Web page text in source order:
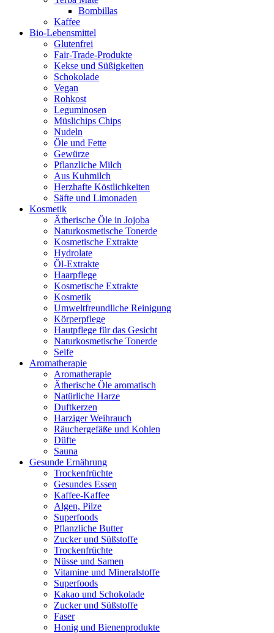
Bombillas
Kaffee
Bio-Lebensmittel
Glutenfrei
Fair-Trade-Produkte
Kekse und Süßigkeiten
Schokolade
Vegan
Rohkost
Leguminosen
Müslichips Chips
Nudeln
Öle und Fette
Gewürze
Pflanzliche Milch
Aus Kuhmilch
Herzhafte Köstlichkeiten
Säfte und Limonaden
Kosmetik
Ätherische Öle in Jojoba
Naturkosmetische Tonerde
Kosmetische Extrakte
Hydrolate
Öl-Extrakte
Haarpflege
Kosmetische Extrakte
Kosmetik
Umweltfreundliche Reinigung
Körperpflege
Hautpflege für das Gesicht
Naturkosmetische Tonerde
Seife
Aromatherapie
Aromatherapie
Ätherische Öle aromatisch
Natürliche Harze
Duftkerzen
Harziger Weihrauch
Räuchergefäße und Kohlen
Düfte
Sauna
Gesunde Ernährung
Trockenfrüchte
Gesundes Essen
Kaffee-Kaffee
Algen, Pilze
Superfoods
Pflanzliche Butter
Zucker und Süßstoffe
Trockenfrüchte
Nüsse und Samen
Vitamine und Mineralstoffe
Superfoods
Kakao und Schokolade
Zucker und Süßstoffe
Faser
Honig und Bienenprodukte